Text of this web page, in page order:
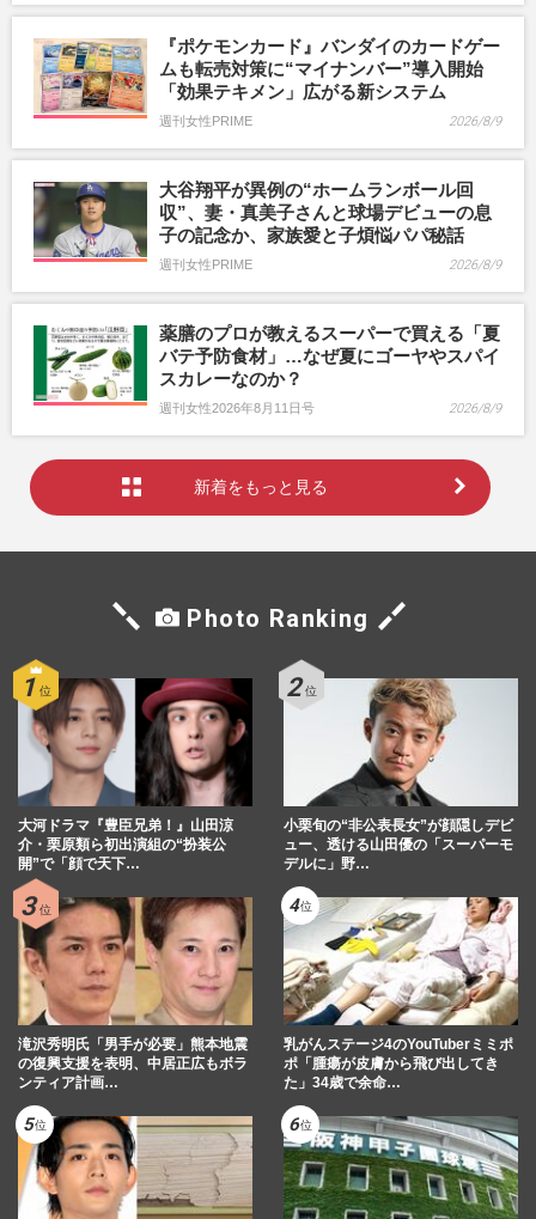
『ポケモンカード』バンダイのカードゲー
ムも転売対策に“マイナンバー”導入開始
「効果テキメン」広がる新システム
週刊女性PRIME 2026/8/9
大谷翔平が異例の“ホームランボール回
収”、妻・真美子さんと球場デビューの息
子の記念か、家族愛と子煩悩パパ秘話
週刊女性PRIME 2026/8/9
薬膳のプロが教えるスーパーで買える「夏
バテ予防食材」…なぜ夏にゴーヤやスパイ
スカレーなのか？
週刊女性2026年8月11日号 2026/8/9
新着をもっと見る
Photo Ranking
大河ドラマ『豊臣兄弟！』山田涼
介・栗原類ら初出演組の“扮装公
開”で「顔で天下…
小栗旬の“非公表長女”が顔隠しデビ
ュー、透ける山田優の「スーパーモ
デルに」野…
滝沢秀明氏「男手が必要」熊本地震
の復興支援を表明、中居正広もボラ
ンティア計画…
乳がんステージ4のYouTuberミミポ
ポ「腫瘍が皮膚から飛び出してき
た」34歳で余命…